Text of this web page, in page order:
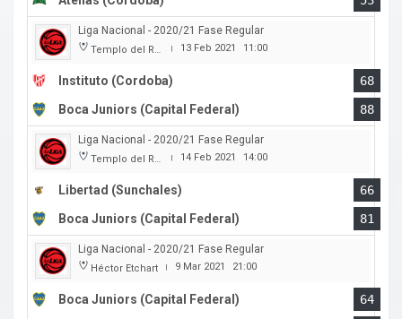
Liga Nacional - 2020/21 Fase Regular
Templo del Rock | 13 Feb 2021 11:00
Instituto (Cordoba)
68
Boca Juniors (Capital Federal)
88
Liga Nacional - 2020/21 Fase Regular
Templo del Rock | 14 Feb 2021 14:00
Libertad (Sunchales)
66
Boca Juniors (Capital Federal)
81
Liga Nacional - 2020/21 Fase Regular
Héctor Etchart | 9 Mar 2021 21:00
Boca Juniors (Capital Federal)
64